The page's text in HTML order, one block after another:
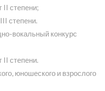
степени;
степени.
вокальный конкурс
степени.
юношеского и взрослого